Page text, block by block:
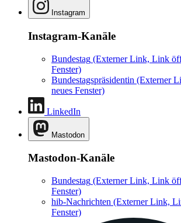
Instagram
Instagram-Kanäle
Bundestag (Externer Link, Link
Fenster)
Bundestagspräsidentin (Externer
neues Fenster)
LinkedIn
Mastodon
Mastodon-Kanäle
Bundestag (Externer Link, Link
Fenster)
hib-Nachrichten (Externer Link,
Fenster)